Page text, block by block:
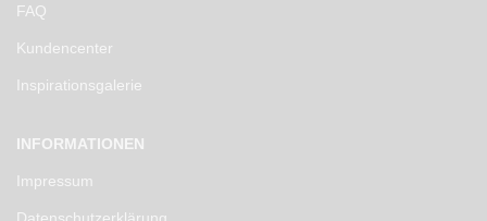
FAQ
Kundencenter
Inspirationsgalerie
INFORMATIONEN
Impressum
Datenschutzerklärung